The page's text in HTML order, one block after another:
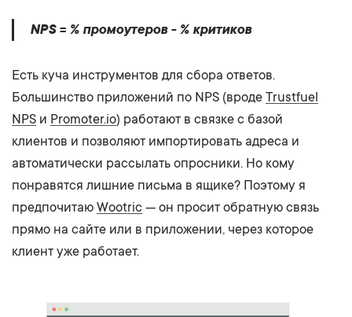
NPS = % промоутеров - % критиков
Есть куча инструментов для сбора ответов.
Большинство приложений по NPS (вроде Trustfuel
NPS и Promoter.io) работают в связке с базой
клиентов и позволяют импортировать адреса и
автоматически рассылать опросники. Но кому
понравятся лишние письма в ящике? Поэтому я
предпочитаю Wootric — он просит обратную связь
прямо на сайте или в приложении, через которое
клиент уже работает.